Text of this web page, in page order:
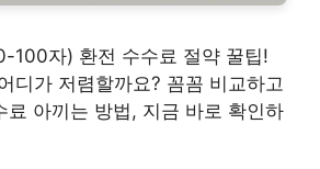
100자) 환전 수수료 절약 꿀팁!
디가 저렴할까요? 꼼꼼 비교하고
료 아끼는 방법, 지금 바로 확인하